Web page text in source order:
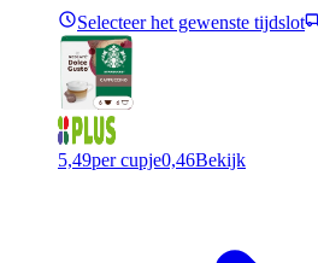
Selecteer het gewenste tijdslot
5,49per cupje0,46Bekijk